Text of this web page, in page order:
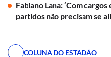
Fabiano Lana: ‘Com
partidos não precisam se
COLUNA DO ESTADÃO